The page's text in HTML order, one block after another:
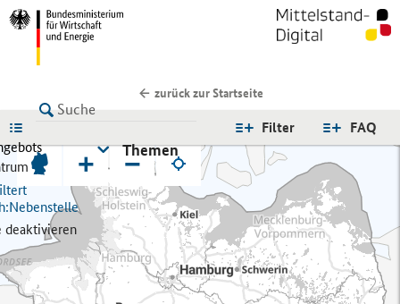
zurück zur Startseite
FAQ
Filter
Nebenstelle
deaktivieren
Themen
+ −